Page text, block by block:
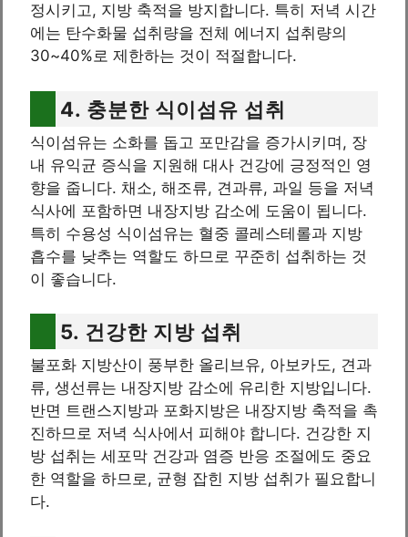
정시키고, 지방 축적을 방지합니다. 특히 저녁 시간
에는 탄수화물 섭취량을 전체 에너지 섭취량의
30~40%로 제한하는 것이 적절합니다.
4. 충분한 식이섬유 섭취
식이섬유는 소화를 돕고 포만감을 증가시키며, 장
내 유익균 증식을 지원해 대사 건강에 긍정적인 영
향을 줍니다. 채소, 해조류, 견과류, 과일 등을 저녁
식사에 포함하면 내장지방 감소에 도움이 됩니다.
특히 수용성 식이섬유는 혈중 콜레스테롤과 지방
흡수를 낮추는 역할도 하므로 꾸준히 섭취하는 것
이 좋습니다.
5. 건강한 지방 섭취
불포화 지방산이 풍부한 올리브유, 아보카도, 견과
류, 생선류는 내장지방 감소에 유리한 지방입니다.
반면 트랜스지방과 포화지방은 내장지방 축적을 촉
진하므로 저녁 식사에서 피해야 합니다. 건강한 지
방 섭취는 세포막 건강과 염증 반응 조절에도 중요
한 역할을 하므로, 균형 잡힌 지방 섭취가 필요합니
다.